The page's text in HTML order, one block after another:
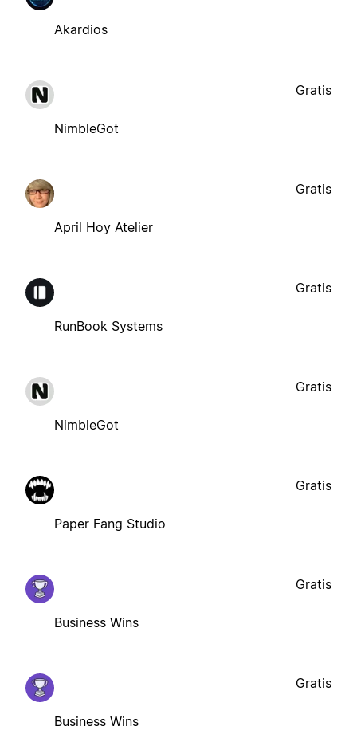
Akardios
NimbleGot
Gratis
April Hoy Atelier
Gratis
RunBook Systems
Gratis
NimbleGot
Gratis
Paper Fang Studio
Gratis
Business Wins
Gratis
Business Wins
Gratis